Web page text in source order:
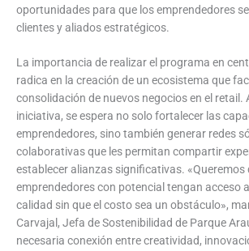
oportunidades para que los emprendedores
clientes y aliados estratégicos.
La importancia de realizar el programa en
radica en la creación de un ecosistema que
consolidación de nuevos negocios en el retail.
iniciativa, se espera no solo fortalecer las
emprendedores, sino también generar redes
colaborativas que les permitan compartir
establecer alianzas significativas. «Queremos
emprendedores con potencial tengan acceso
calidad sin que el costo sea un obstáculo»,
Carvajal, Jefa de Sostenibilidad de Parque
necesaria conexión entre creatividad,